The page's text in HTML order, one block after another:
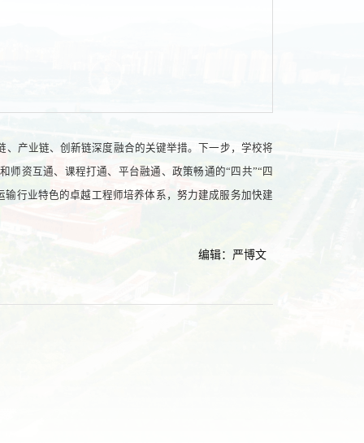
产业链、创新链深度融合的关键举措。下一步，学校将
师资互通、课程打通、平台融通、政策畅通的“四共”“四
行业特色的卓越工程师培养体系，努力建成服务加快建
编辑：严博文